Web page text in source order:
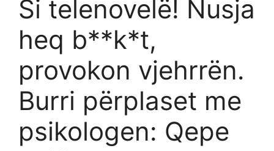
Si telenovelë! Nusja
heq b**k*t,
provokon vjehrrën.
Burri përplaset me
psikologen: Qepe